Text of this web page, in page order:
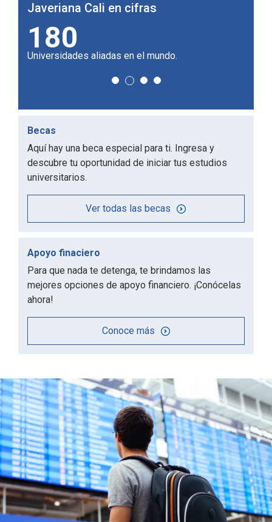
Javeriana Cali en cifras
24,4 m2
de campus por estudiante.
Becas
Aquí hay una beca especial para ti. Ingresa y
descubre tu oportunidad de iniciar tus estudios
universitarios.
Ver todas las becas
Apoyo finaciero
Para que nada te detenga, te brindamos las
mejores opciones de apoyo financiero. ¡Conócelas
ahora!
Conoce más